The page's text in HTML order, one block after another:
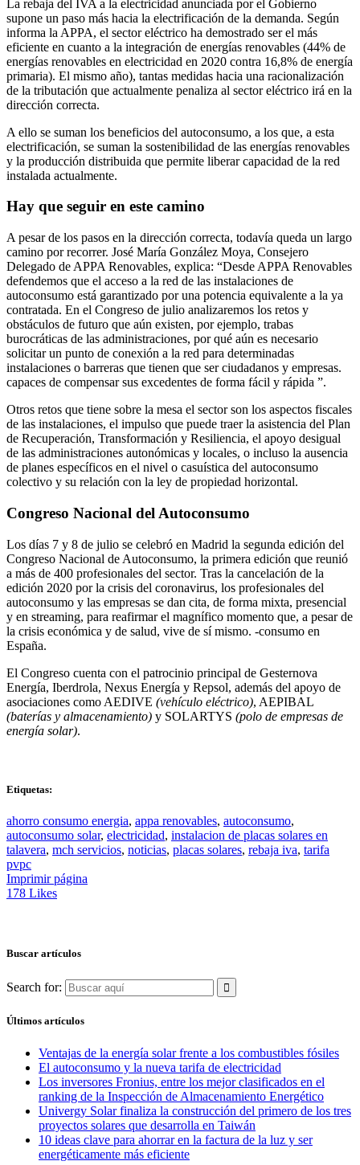
La rebaja del IVA a la electricidad anunciada por el Gobierno
supone un paso más hacia la electrificación de la demanda. Según
informa la APPA, el sector eléctrico ha demostrado ser el más
eficiente en cuanto a la integración de energías renovables (44% de
energías renovables en electricidad en 2020 contra 16,8% de energía
primaria). El mismo año), tantas medidas hacia una racionalización
de la tributación que actualmente penaliza al sector eléctrico irá en la
dirección correcta.
A ello se suman los beneficios del autoconsumo, a los que, a esta
electrificación, se suman la sostenibilidad de las energías renovables
y la producción distribuida que permite liberar capacidad de la red
instalada actualmente.
Hay que seguir en este camino
A pesar de los pasos en la dirección correcta, todavía queda un largo
camino por recorrer. José María González Moya, Consejero
Delegado de APPA Renovables, explica: “Desde APPA Renovables
defendemos que el acceso a la red de las instalaciones de
autoconsumo está garantizado por una potencia equivalente a la ya
contratada. En el Congreso de julio analizaremos los retos y
obstáculos de futuro que aún existen, por ejemplo, trabas
burocráticas de las administraciones, por qué aún es necesario
solicitar un punto de conexión a la red para determinadas
instalaciones o barreras que tienen que ser ciudadanos y empresas.
capaces de compensar sus excedentes de forma fácil y rápida ”.
Otros retos que tiene sobre la mesa el sector son los aspectos fiscales
de las instalaciones, el impulso que puede traer la asistencia del Plan
de Recuperación, Transformación y Resiliencia, el apoyo desigual
de las administraciones autonómicas y locales, o incluso la ausencia
de planes específicos en el nivel o casuística del autoconsumo
colectivo y su relación con la ley de propiedad horizontal.
Congreso Nacional del Autoconsumo
Los días 7 y 8 de julio se celebró en Madrid la segunda edición del
Congreso Nacional de Autoconsumo, la primera edición que reunió
a más de 400 profesionales del sector. Tras la cancelación de la
edición 2020 por la crisis del coronavirus, los profesionales del
autoconsumo y las empresas se dan cita, de forma mixta, presencial
y en streaming, para reafirmar el magnífico momento que, a pesar de
la crisis económica y de salud, vive de sí mismo. -consumo en
España.
El Congreso cuenta con el patrocinio principal de Gesternova
Energía, Iberdrola, Nexus Energía y Repsol, además del apoyo de
asociaciones como AEDIVE (vehículo eléctrico), AEPIBAL
(baterías y almacenamiento) y SOLARTYS (polo de empresas de
energía solar).
Etiquetas:
ahorro consumo energia, appa renovables, autoconsumo,
autoconsumo solar, electricidad, instalacion de placas solares en
talavera, mch servicios, noticias, placas solares, rebaja iva, tarifa
pvpc
Imprimir página
178 Likes
Buscar artículos
Search for:
Últimos artículos
Ventajas de la energía solar frente a los combustibles fósiles
El autoconsumo y la nueva tarifa de electricidad
Los inversores Fronius, entre los mejor clasificados en el
ranking de la Inspección de Almacenamiento Energético
Univergy Solar finaliza la construcción del primero de los tres
proyectos solares que desarrolla en Taiwán
10 ideas clave para ahorrar en la factura de la luz y ser
energéticamente más eficiente